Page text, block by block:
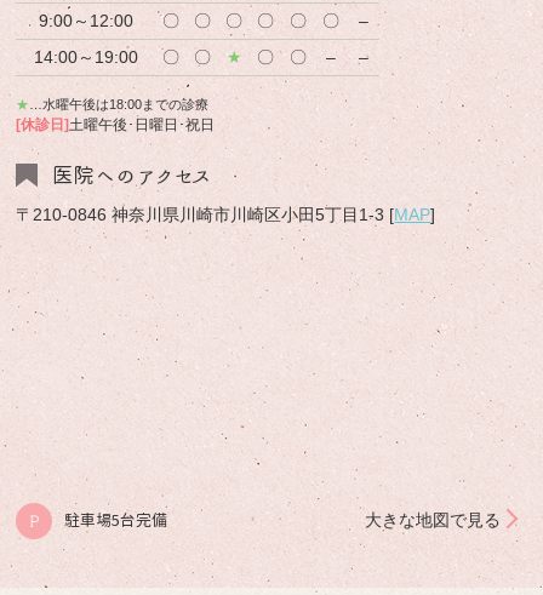
9:00～12:00
〇 〇 〇 〇 〇 〇
–
14:00～19:00
〇 〇 ★ 〇 〇 – –
★ …水曜午後は18:00までの診療
[休診日]土曜午後･日曜日･祝日
医院へのアクセス
〒210-0846 神奈川県川崎市川崎区小田5丁目1-3 [MAP]
P 駐車場5台完備 大きな地図で見る